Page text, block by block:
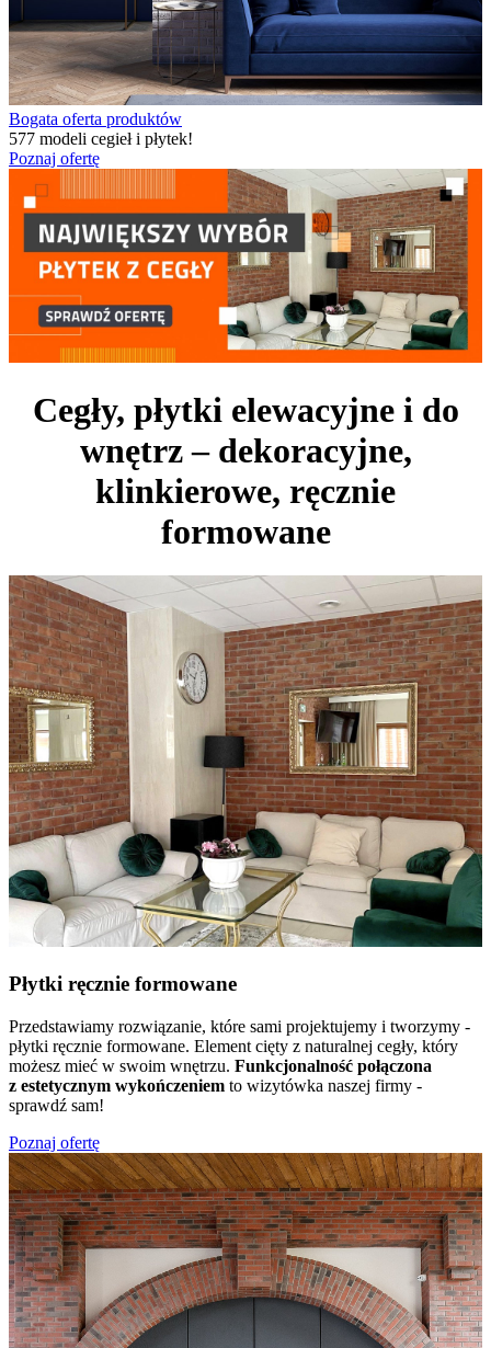
Bogata oferta produktów
577 modeli cegieł i płytek!
Poznaj ofertę
Cegły, płytki elewacyjne i do
wnętrz – dekoracyjne,
klinkierowe, ręcznie
formowane
Płytki ręcznie formowane
Przedstawiamy rozwiązanie, które sami projektujemy i tworzymy -
płytki ręcznie formowane. Element cięty z naturalnej cegły, który
możesz mieć w swoim wnętrzu. Funkcjonalność połączona
z estetycznym wykończeniem to wizytówka naszej firmy -
sprawdź sam!
Poznaj ofertę